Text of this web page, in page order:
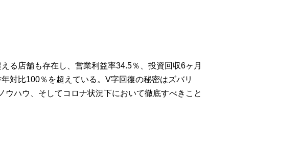
る店舗も存在し、営業利益率34.5％、投資回収6ヶ月
対比100％を超えている。V字回復の秘密はズバリ
ハウ、そしてコロナ状況下において徹底すべきこと